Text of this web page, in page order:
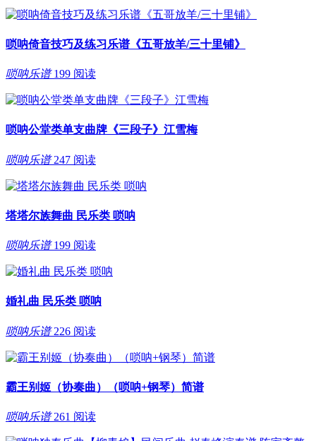
唢呐倚音技巧及练习乐谱《五哥放羊/三十里铺》
唢呐乐谱 199 阅读
唢呐公堂类单支曲牌《三段子》江雪梅
唢呐乐谱 247 阅读
塔塔尔族舞曲 民乐类 唢呐
唢呐乐谱 199 阅读
婚礼曲 民乐类 唢呐
唢呐乐谱 226 阅读
霸王别姬（协奏曲）（唢呐+钢琴）简谱
唢呐乐谱 261 阅读